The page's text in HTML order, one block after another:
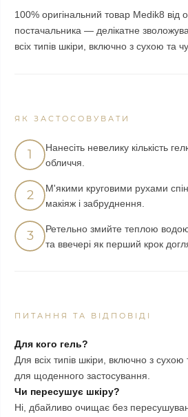
100% оригінальний товар Medik8 від
постачальника — делікатне
всіх типів шкіри, включно з сухою та
ЯК ЗАСТОСОВУВАТИ
1
Нанесіть невелику кількість
обличчя.
2
М'якими круговими рухами
макіяж і забруднення.
3
Ретельно змийте теплою
та ввечері як перший крок
ПИТАННЯ ТА ВІДПОВІДІ
Для кого гель?
Для всіх типів шкіри, включно з
для щоденного застосування.
Чи пересушує шкіру?
Ні, дбайливо очищає без